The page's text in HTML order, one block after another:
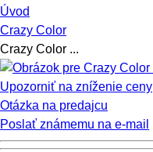
Úvod
Crazy Color
Crazy Color ...
Upozorniť na zníženie ceny
Otázka na predajcu
Poslať známemu na e-mail